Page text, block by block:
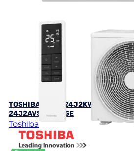
TOSHIBA RAS-B24J2KVSG-E / RAS-
24J2AVSG-E EDGE
Toshiba